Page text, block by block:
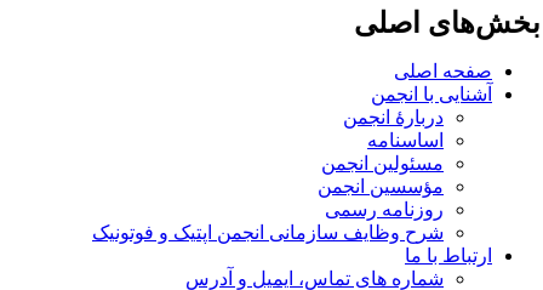
اصلی
صفحه اصلی
آشنایی با انجمن
دربارۀ انجمن
اساسنامه
مسئولین انجمن
مؤسسین انجمن
روزنامه رسمی
شرح وظایف سازمانی انجمن اپتیک و فوتونیک
ارتباط با ما
شماره های تماس، ایمیل و آدرس